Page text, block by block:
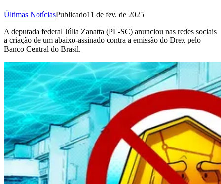
Últimas NotíciasPublicado11 de fev. de 2025
A deputada federal Júlia Zanatta (PL-SC) anunciou nas redes sociais
a criação de um abaixo-assinado contra a emissão do Drex pelo
Banco Central do Brasil.